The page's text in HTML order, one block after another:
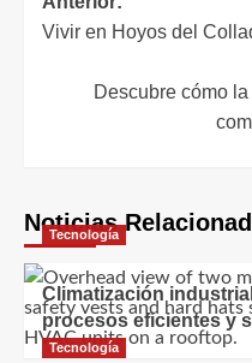
de
entradas
Vivir en Hoyos del
Descubre cómo
Noticias
Tecnología
Climatización
procesos eficientes y
Tecnología